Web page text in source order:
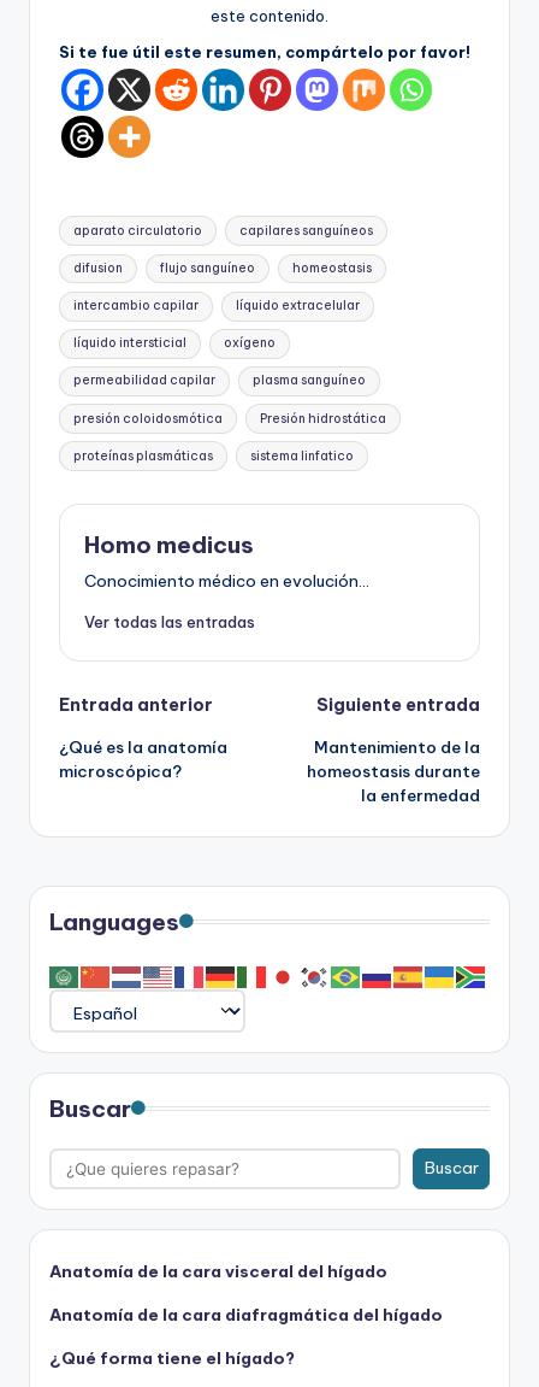
este contenido.
Si te fue útil este resumen, compártelo por favor!
Etiquetas:
aparato circulatorio capilares sanguíneos
difusion flujo sanguíneo homeostasis
intercambio capilar líquido extracelular
líquido intersticial oxígeno
permeabilidad capilar plasma sanguíneo
presión coloidosmótica Presión hidrostática
proteínas plasmáticas sistema linfatico
Homo medicus
Conocimiento médico en evolución...
Ver todas las entradas
Navegación
de
Entrada anterior
¿Qué es la anatomía
microscópica?
Siguiente entrada
Mantenimiento de la
homeostasis durante
la enfermedad
Languages
Buscar
Buscar
Anatomía de la cara visceral del hígado
Anatomía de la cara diafragmática del hígado
¿Qué forma tiene el hígado?